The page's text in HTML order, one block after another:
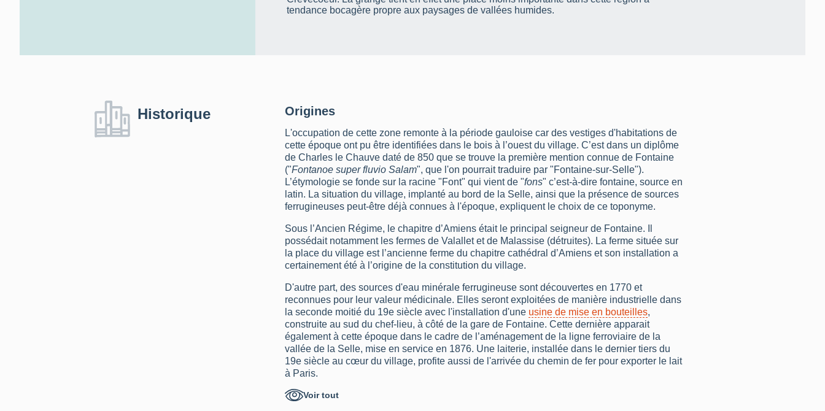
tendance bocagère propre aux paysages de vallées humides.
Historique Origines
L'occupation de cette zone remonte à la période gauloise car des vestiges d'habitations de
cette époque ont pu être identifiées dans le bois à l’ouest du village. C’est dans un diplôme
de Charles le Chauve daté de 850 que se trouve la première mention connue de Fontaine
("Fontanoe super fluvio Salam", que l'on pourrait traduire par "Fontaine-sur-Selle").
L’étymologie se fonde sur la racine "Font" qui vient de "fons" c’est-à-dire fontaine, source en
latin. La situation du village, implanté au bord de la Selle, ainsi que la présence de sources
ferrugineuses peut-être déjà connues à l'époque, expliquent le choix de ce toponyme.
Sous l’Ancien Régime, le chapitre d’Amiens était le principal seigneur de Fontaine. Il
possédait notamment les fermes de Valallet et de Malassise (détruites). La ferme située sur
la place du village est l’ancienne ferme du chapitre cathédral d’Amiens et son installation a
certainement été à l’origine de la constitution du village.
D'autre part, des sources d'eau minérale ferrugineuse sont découvertes en 1770 et
reconnues pour leur valeur médicinale. Elles seront exploitées de manière industrielle dans
la seconde moitié du 19e siècle avec l'installation d'une usine de mise en bouteilles,
construite au sud du chef-lieu, à côté de la gare de Fontaine. Cette dernière apparait
également à cette époque dans le cadre de l’aménagement de la ligne ferroviaire de la
vallée de la Selle, mise en service en 1876. Une laiterie, installée dans le dernier tiers du
19e siècle au cœur du village, profite aussi de l'arrivée du chemin de fer pour exporter le lait
à Paris.
Au cours de la Première Guerre mondiale, la gare de Fontaine, tout comme celle de Croissy-
Voir tout